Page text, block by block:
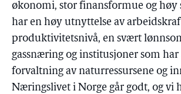
økonomi, stor finansformue og høy
har en høy utnyttelse av
produktivitetsnivå, en svært
gassnæring og institusjoner som har
forvaltning av naturressursene og
Næringslivet i Norge går godt, og vi